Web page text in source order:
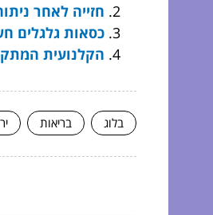
חזייה לאחר
כסאות גלגלים
הקלנועית
בלוג בריאות